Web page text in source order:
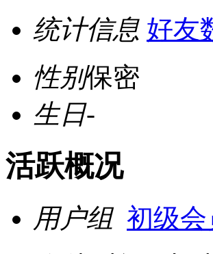
统计信息 好友
性别保密
生日-
活跃概况
用户组 初级会